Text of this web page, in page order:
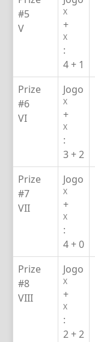
#5
V
X
+
X
:
4 + 1
Prize
#6
VI
Jogo
X
+
X
:
3 + 2
Prize
#7
VII
Jogo
X
+
X
:
4 + 0
Prize
#8
VIII
Jogo
X
+
X
:
2 + 2